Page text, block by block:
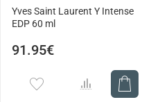
Yves Saint Laurent Y Intense
EDP 60 ml
91.95€